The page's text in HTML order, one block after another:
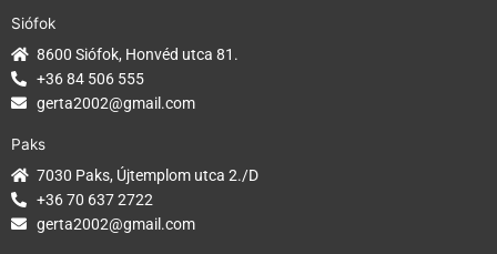
Siófok
8600 Siófok, Honvéd utca 81.
+36 84 506 555
gerta2002@gmail.com
Paks
7030 Paks, Újtemplom utca 2./D
+36 70 637 2722
gerta2002@gmail.com